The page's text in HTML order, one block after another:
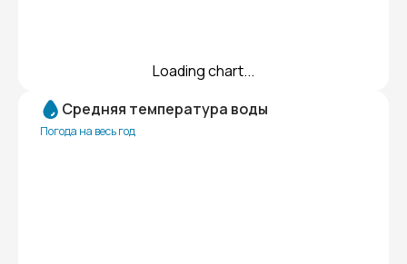
Loading chart...
Средняя температура воды
Погода на весь год